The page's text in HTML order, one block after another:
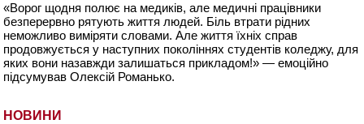
НОВИНИ
«Ворог щодня полює на медиків, але медичні працівники
безперервно рятують життя людей. Біль втрати рідних
неможливо виміряти словами. Але життя їхніх справ
продовжується у наступних поколіннях студентів коледжу, для
яких вони назавжди залишаться прикладом!» — емоційно
підсумував Олексій Романько.